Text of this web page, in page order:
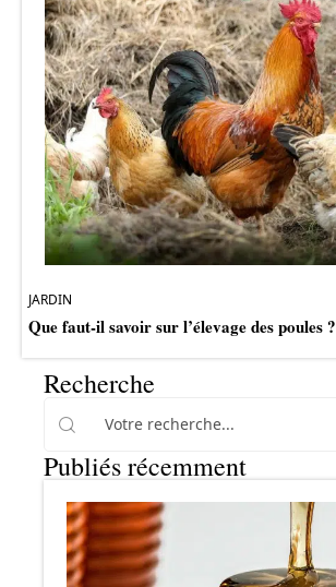
JARDIN
Que faut-il savoir sur l’élevage des poules ?
Recherche
Publiés récemment